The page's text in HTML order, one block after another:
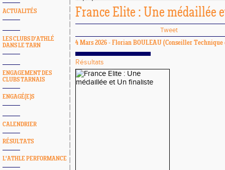
ACTUALITÉS
LES CLUBS D'ATHLÉ
DANS LE TARN
ENGAGEMENT DES
CLUBS TARNAIS
ENGAGÉ(E)S
CALENDRIER
RÉSULTATS
L'ATHLE PERFORMANCE
France Elite : Une médaillée
Tweet
4 Mars 2026 - Florian BOULEAU (Conseiller
Résultats